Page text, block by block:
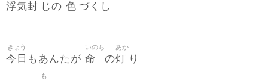
浮気封 じの 色 づくし
今日
きょう
もあんたが 命
いのち
の灯
あか
り
も